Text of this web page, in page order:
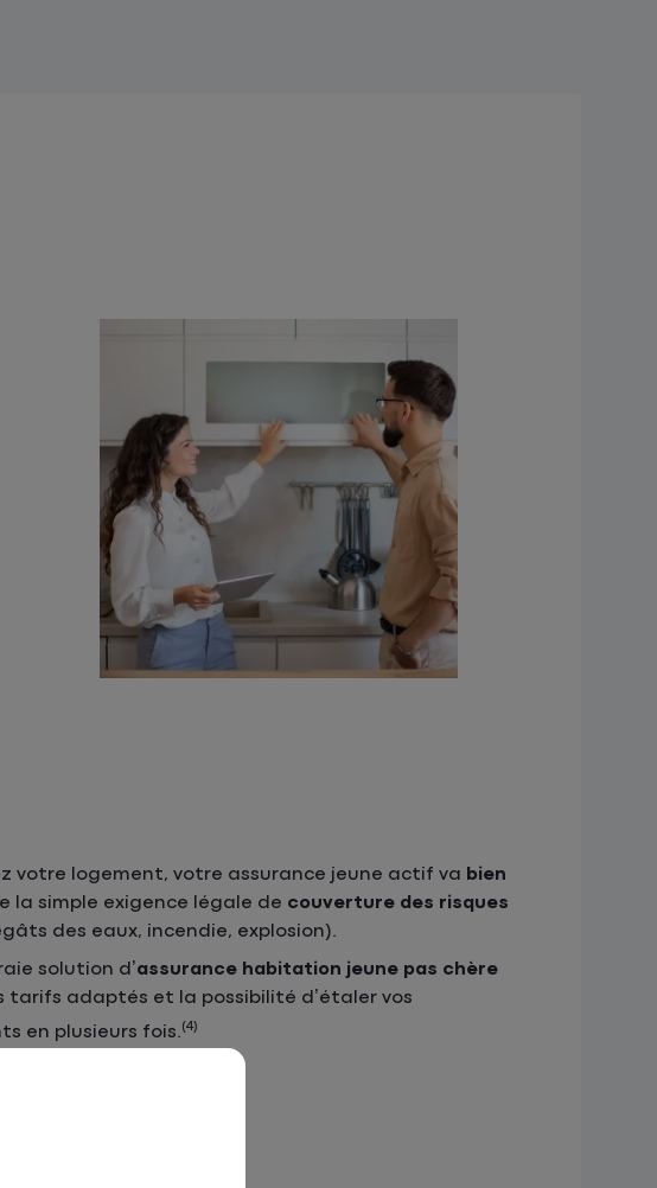
votre logement, votre assurance jeune actif va bien
la simple exigence légale de couverture des risques
des eaux, incendie, explosion).
solution d’assurance habitation jeune pas chère
tarifs adaptés et la possibilité d’étaler vos
en plusieurs fois.(4)